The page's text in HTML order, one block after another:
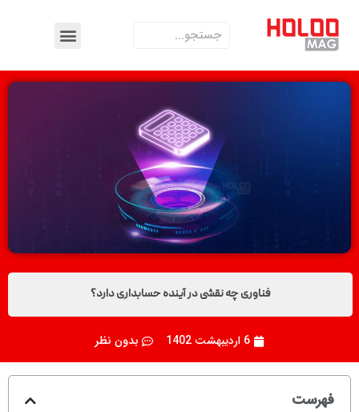
فناوری چه نقشی در آینده حسابداری دارد؟
6 اردیبهشت 1402 بدون نظر
فهرست